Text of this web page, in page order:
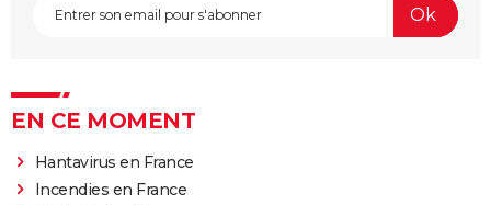
EN CE MOMENT
Hantavirus en France
Incendies en France